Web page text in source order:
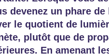
devenez un phare
le quotient de
plutôt que de
En amenant